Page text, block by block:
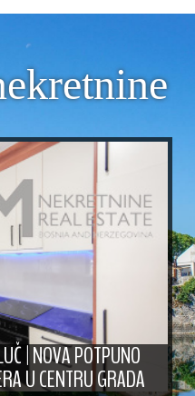
| NOVA POTPUNO
U CENTRU GRADA